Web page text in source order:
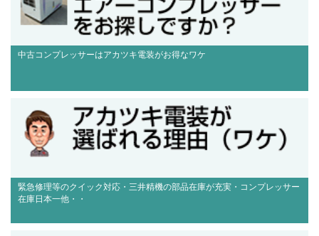
中古コンプレッサーはアカツキ電装がお得なワケ
緊急修理等のクイック対応・三井精機の部品在庫が充実・コンプレッサー
在庫日本一他・・